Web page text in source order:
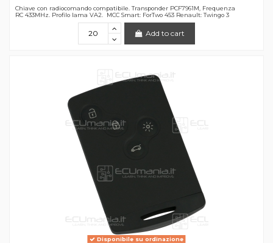
Chiave con radiocomando compatibile. Transponder PCF7961M, Frequenza
RC 433MHz. Profilo lama VA2. MCC Smart: ForTwo 453 Renault: Twingo 3
Add to cart
Disponibile su ordinazione